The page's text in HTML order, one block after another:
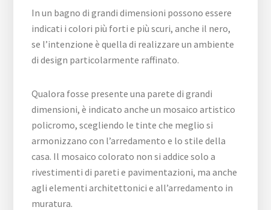
In un bagno di grandi dimensioni possono essere
indicati i colori più forti e più scuri, anche il nero,
se l’intenzione è quella di realizzare un ambiente
di design particolarmente raffinato.
Qualora fosse presente una parete di grandi
dimensioni, è indicato anche un mosaico artistico
policromo, scegliendo le tinte che meglio si
armonizzano con l’arredamento e lo stile della
casa. Il mosaico colorato non si addice solo a
rivestimenti di pareti e pavimentazioni, ma anche
agli elementi architettonici e all’arredamento in
muratura.